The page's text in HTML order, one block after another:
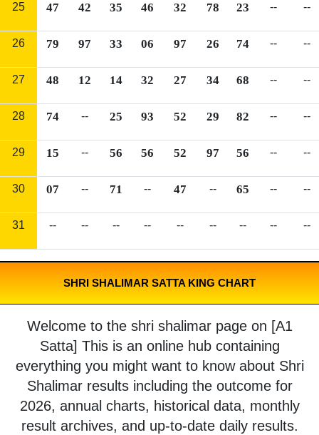
25 47 42 35 46 32 78 23 -- --
26 79 97 33 06 97 26 74 -- --
27 48 12 14 32 27 34 68 -- --
28 74 -- 25 93 52 29 82 -- --
29 15 -- 56 56 52 97 56 -- --
30 07 -- 71 -- 47 -- 65 -- --
31 -- -- -- -- -- -- -- -- --
SHRI SHALIMAR SATTA KING CHART
Welcome to the shri shalimar page on [A1
Satta] This is an online hub containing
everything you might want to know about Shri
Shalimar results including the outcome for
2026, annual charts, historical data, monthly
result archives, and up-to-date daily results.